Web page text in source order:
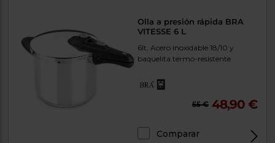
Olla a presión rápida BRA
VITESSE 6 L
6lt, Acero inoxidable 18/10 y
baquelita termo-resistente
55 € 48,90 €
Comparar